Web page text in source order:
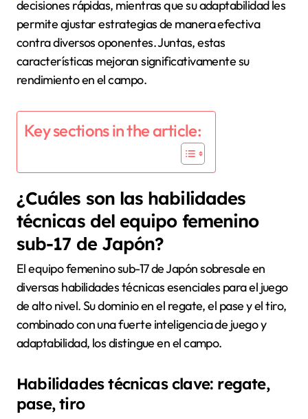
decisiones rápidas, mientras que su adaptabilidad les
permite ajustar estrategias de manera efectiva
contra diversos oponentes. Juntas, estas
características mejoran significativamente su
rendimiento en el campo.
Key sections in the article:
¿Cuáles son las habilidades
técnicas del equipo femenino
sub-17 de Japón?
El equipo femenino sub-17 de Japón sobresale en
diversas habilidades técnicas esenciales para el juego
de alto nivel. Su dominio en el regate, el pase y el tiro,
combinado con una fuerte inteligencia de juego y
adaptabilidad, los distingue en el campo.
Habilidades técnicas clave: regate,
pase, tiro